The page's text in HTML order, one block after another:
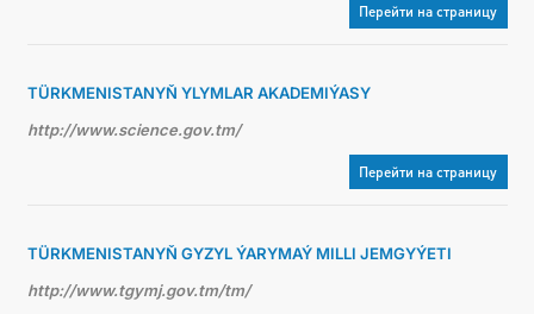
Перейти на страницу
TÜRKMENISTANYŇ YLYMLAR AKADEMIÝASY
http://www.science.gov.tm/
Перейти на страницу
TÜRKMENISTANYŇ GYZYL ÝARYMAÝ MILLI JEMGYÝETI
http://www.tgymj.gov.tm/tm/